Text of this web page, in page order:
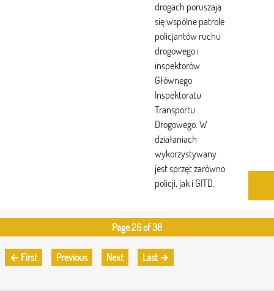
drogach poruszają
się wspólne patrole
policjantów ruchu
drogowego i
inspektorów
Głównego
Inspektoratu
Transportu
Drogowego. W
działaniach
wykorzystywany
jest sprzęt zarówno
policji, jak i GITD.
Page 26 of 38
← First Previous Next Last →